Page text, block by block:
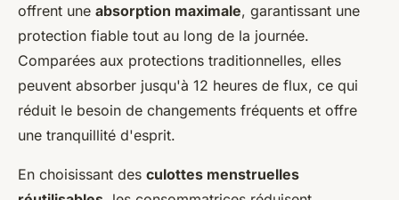
offrent une absorption maximale, garantissant une
protection fiable tout au long de la journée.
Comparées aux protections traditionnelles, elles
peuvent absorber jusqu'à 12 heures de flux, ce qui
réduit le besoin de changements fréquents et offre
une tranquillité d'esprit.
En choisissant des culottes menstruelles